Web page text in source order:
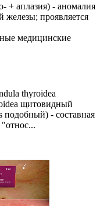
+ аплазия) - аномалия
железы; проявляется
медицинские
thyroidea
щитовидный
подобный) - составная